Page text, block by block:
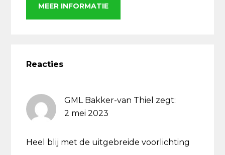
MEER INFORMATIE
Interacties
Reacties
GML Bakker-van Thiel zegt:
2 mei 2023
Heel blij met de uitgebreide voorlichting